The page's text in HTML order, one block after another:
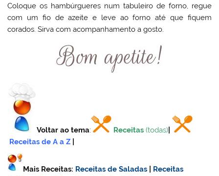
Coloque os hambúrgueres num tabuleiro de forno, regue
com um fio de azeite e leve ao forno até que fiquem
corados. Sirva com acompanhamento a gosto.
Voltar ao tema: Receitas (todas)
Receitas de A a Z
Mais Receitas: Receitas de Saladas
Receitas